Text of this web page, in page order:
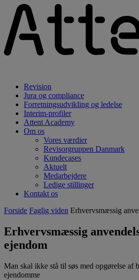
Revision
Jura og compliance
Forretningsudvikling og ledelse
Interim-profiler
Attent Academy
Om os
Vores værdier
Revisorgruppen Danmark
Kundecases
Aktuelt
Medarbejdere
Ledige stillinger
Kontakt os
Forside Faglig viden Erhvervsmæssig
Erhvervsmæssig
ejendom
Man skal ikke stå til søs med opgørelse af
ejendomme